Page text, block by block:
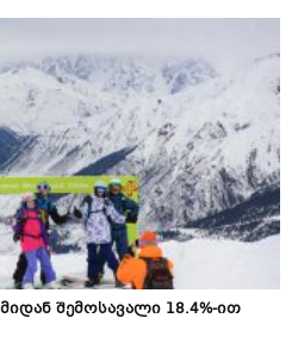
შემოსავალი 18.4%-ით